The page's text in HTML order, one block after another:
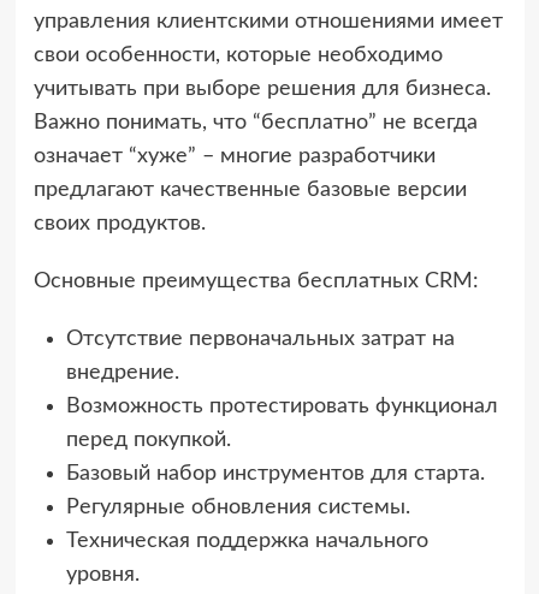
управления клиентскими отношениями имеет
свои особенности, которые необходимо
учитывать при выборе решения для бизнеса.
Важно понимать, что “бесплатно” не всегда
означает “хуже” – многие разработчики
предлагают качественные базовые версии
своих продуктов.
Основные преимущества бесплатных CRM:
Отсутствие первоначальных затрат на
внедрение.
Возможность протестировать функционал
перед покупкой.
Базовый набор инструментов для старта.
Регулярные обновления системы.
Техническая поддержка начального
уровня.